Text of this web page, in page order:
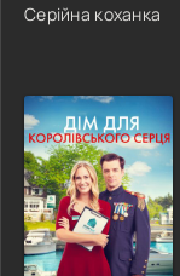
Серійна коханка